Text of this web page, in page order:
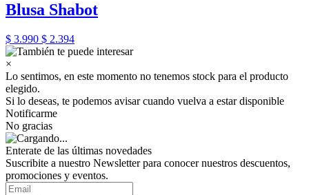
Blusa Shabot
$ 3.990 $ 2.394
×
Lo sentimos, en este momento no tenemos stock para el producto
elegido.
Si lo deseas, te podemos avisar cuando vuelva a estar disponible
Notificarme
No gracias
Enterate de las últimas novedades
Suscribite a nuestro Newsletter para conocer nuestros descuentos,
promociones y eventos.